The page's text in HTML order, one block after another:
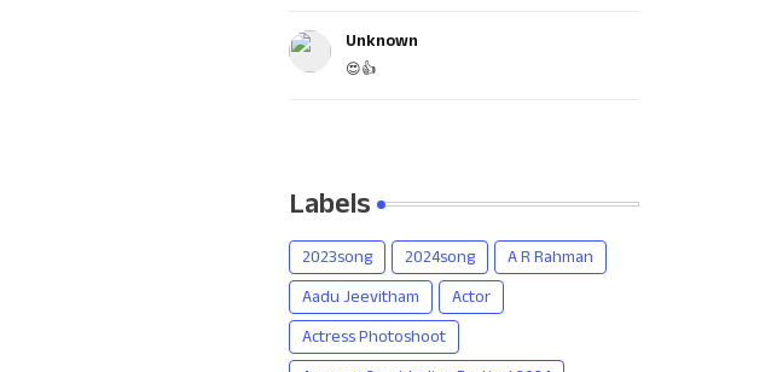
Unknown
😍👍
Labels
2023song 2024song
A R Rahman
Aadu Jeevitham
Actor
Actress Photoshoot